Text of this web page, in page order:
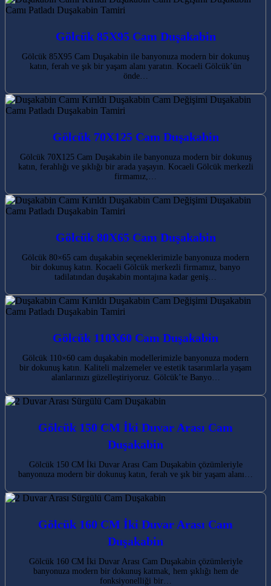
Gölcük 85X95 Cam Duşakabin
Gölcük 85X95 Cam Duşakabin ile banyonuza modern bir dokunuş
katın, ferah ve şık bir yaşam alanı yaratın. Kocaeli Gölcük’ün
önde…
Gölcük 70X125 Cam Duşakabin
Gölcük 70X125 Cam Duşakabin ile banyonuza modern bir dokunuş
katın, ferahlığı ve şıklığı bir arada yaşayın. Kocaeli Gölcük merkezli
firmamız,…
Gölcük 80X65 Cam Duşakabin
Gölcük 80×65 cam duşakabin seçeneklerimizle banyonuza modern
bir dokunuş katın. Kocaeli Gölcük merkezli firmamız, banyo
tadilatından duşakabin montajına kadar geniş…
Gölcük 110X60 Cam Duşakabin
Gölcük 110×60 cam duşakabin modellerimizle banyonuza modern
bir dokunuş katın. Kaliteli malzemeler ve estetik tasarımlarla yaşam
alanlarınızı güzelleştiriyoruz. Gölcük’te Banyo…
Gölcük 150 CM İki Duvar Arası Cam
Duşakabin
Gölcük 150 CM İki Duvar Arası Cam Duşakabin çözümleriyle
banyonuza modern bir dokunuş katın, ferah ve şık bir yaşam alanı…
Gölcük 160 CM İki Duvar Arası Cam
Duşakabin
Gölcük 160 CM İki Duvar Arası Cam Duşakabin çözümleriyle
banyonuza modern bir dokunuş katmak, hem şıklığı hem de
fonksiyonelliği bir…